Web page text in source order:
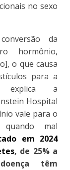
no sexo
da
hormônio,
o que causa
para a
explica a
Hospital
vale para o
mal
em 2024
, de 25% a
têm